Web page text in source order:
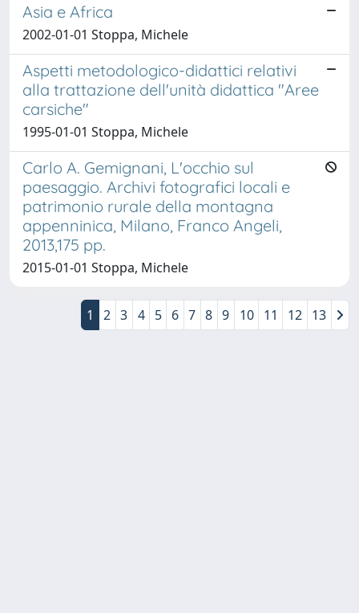
Asia e Africa
2002-01-01 Stoppa, Michele
Aspetti metodologico-didattici relativi
alla trattazione dell'unità didattica "Aree
carsiche"
1995-01-01 Stoppa, Michele
Carlo A. Gemignani, L'occhio sul
paesaggio. Archivi fotografici locali e
patrimonio rurale della montagna
appenninica, Milano, Franco Angeli,
2013,175 pp.
2015-01-01 Stoppa, Michele
1 2 3 4 5 6 7 8 9 10 11 12 13